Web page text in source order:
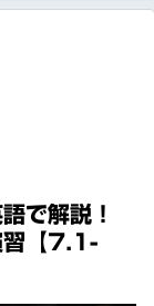
で解説！
習【7.1-